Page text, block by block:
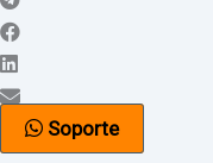
Soporte